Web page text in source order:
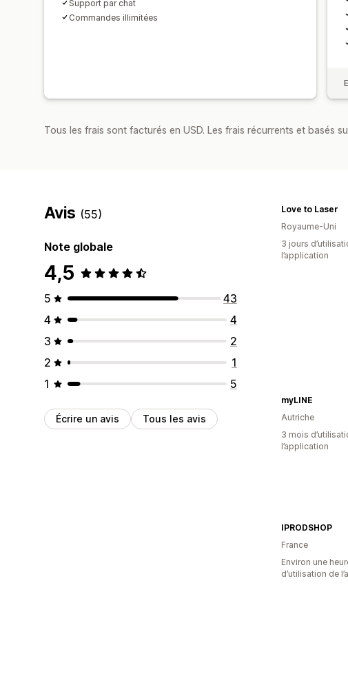
Support par chat
Commandes illimitées
Tous les frais sont facturés en USD. Les frais récurrents et basés
Avis (55)
Note globale
4,5
5
43
4
4
3
2
2
1
1
5
Écrire un avis Tous les avis
Love to Laser
Royaume-Uni
3 jours
l’application
myLINE
Autriche
3 mois
l’application
IPRODSHOP
France
Environ une
d’utilisation de